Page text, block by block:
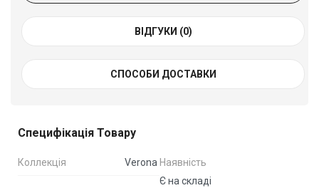
ВІДГУКИ (0)
СПОСОБИ ДОСТАВКИ
Специфікація Товару
Коллекція Verona Наявність
Є на складі